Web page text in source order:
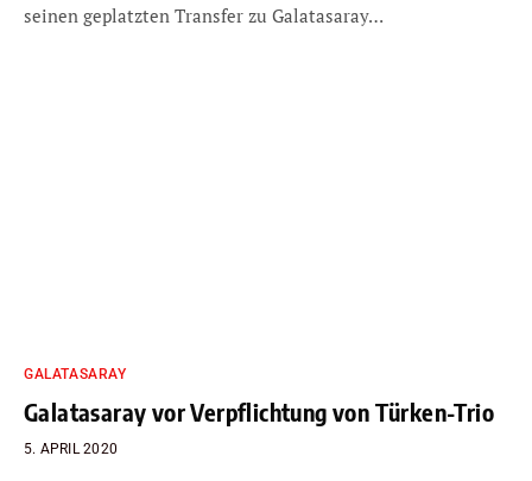
seinen geplatzten Transfer zu Galatasaray…
GALATASARAY
Galatasaray vor Verpflichtung von Türken-Trio
5. APRIL 2020